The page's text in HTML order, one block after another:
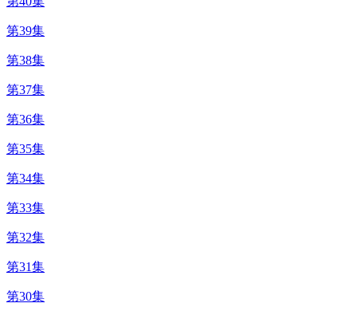
第39集
第38集
第37集
第36集
第35集
第34集
第33集
第32集
第31集
第30集